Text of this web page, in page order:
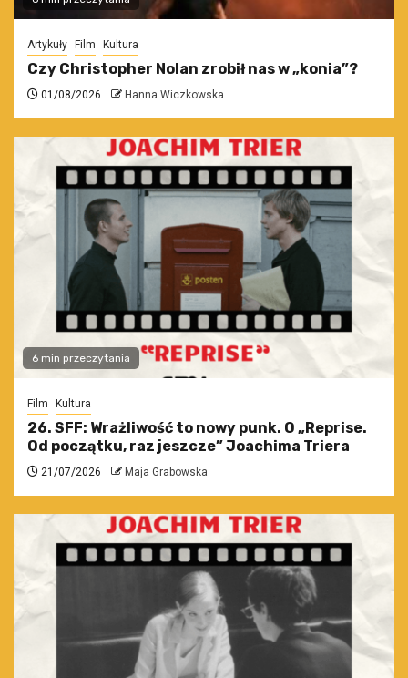
Artykuły Film Kultura
Czy Christopher Nolan zrobił nas w „konia”?
01/08/2026 Hanna Wiczkowska
6 min przeczytania
Film Kultura
26. SFF: Wrażliwość to nowy punk. O „Reprise.
Od początku, raz jeszcze” Joachima Triera
21/07/2026 Maja Grabowska